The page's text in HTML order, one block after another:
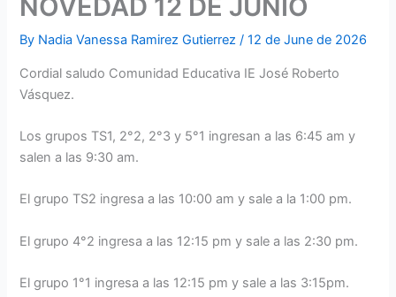
NOVEDAD 12 DE JUNIO
By Nadia Vanessa Ramirez Gutierrez/12 de June de 2026
Cordial saludo Comunidad Educativa IE José Roberto
Vásquez.
Los grupos TS1, 2°2, 2°3 y 5°1 ingresan a las 6:45 am y
salen a las 9:30 am.
El grupo TS2 ingresa a las 10:00 am y sale a la 1:00 pm.
El grupo 4°2 ingresa a las 12:15 pm y sale a las 2:30 pm.
El grupo 1°1 ingresa a las 12:15 pm y sale a las 3:15pm.